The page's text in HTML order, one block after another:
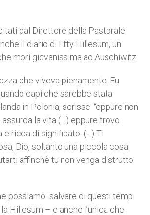
dal Direttore della Pastorale
il diario di Etty Hillesum, un
morì giovanissima ad Auschiwitz.
che viveva pienamente. Fu
capì che sarebbe stata
in Polonia, scrisse: “eppure non
la vita (…) eppure trovo
e ricca di significato. (…) Ti
Dio, soltanto una piccola cosa:
affinchè tu non venga distrutto
possiamo salvare di questi tempi
Hillesum – e anche l’unica che